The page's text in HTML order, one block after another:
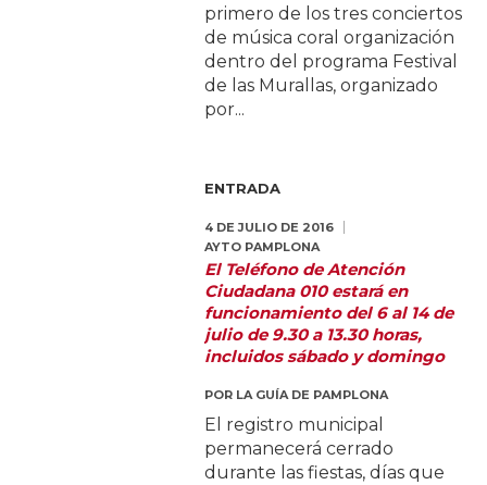
primero de los tres conciertos
de música coral organización
dentro del programa Festival
de las Murallas, organizado
por...
ENTRADA
4 DE JULIO DE 2016
AYTO PAMPLONA
El Teléfono de Atención
Ciudadana 010 estará en
funcionamiento del 6 al 14 de
julio de 9.30 a 13.30 horas,
incluidos sábado y domingo
POR LA GUÍA DE PAMPLONA
El registro municipal
permanecerá cerrado
durante las fiestas, días que